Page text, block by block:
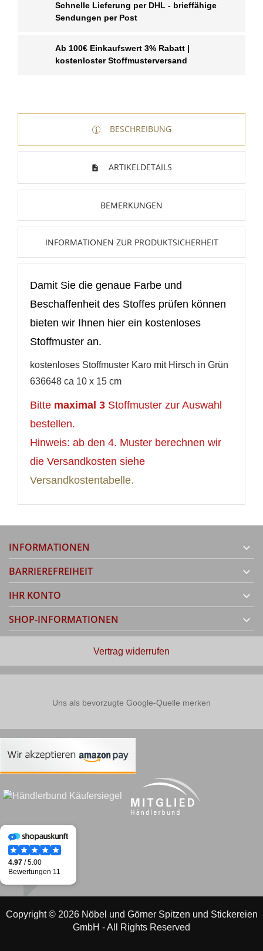
Schnelle Lieferung per DHL - brieffähige
Sendungen per Post
Ab 100€ Einkaufswert 3% Rabatt |
kostenloster Stoffmusterversand
BESCHREIBUNG
ARTIKELDETAILS
BEMERKUNGEN
INFORMATIONEN ZUR PRODUKTSICHERHEIT
Damit Sie die genaue Farbe und
Beschaffenheit des Stoffes prüfen können
bieten wir Ihnen hier ein kostenloses
Stoffmuster an.
kostenloses Stoffmuster Karo mit Hirsch in Grün
636648 ca 10 x 15 cm
Bitte maximal 3 Stoffmuster zur Auswahl
bestellen.
Hinweis: ab den 4. Muster berechnen wir
die Versandkosten siehe
Versandkostentabelle.
INFORMATIONEN 
BARRIEREFREIHEIT 
IHR KONTO 
SHOP-INFORMATIONEN 
AUF MEINE WUNSCHLISTE
add_circle_outline Neue Liste anlegen
WUNSCHLISTE ERSTELLEN
Name der Wunschliste
erstellen
ANMELDEN
Sie müssen angemeldet sein, um Artikel Ihrer
Wunschliste hinzufügen zu können.
Vertrag widerrufen
Uns als bevorzugte Google-Quelle merken
Copyright © 2026 Nöbel und Görner Spitzen und Stickereien
GmbH - All Rights Reserved